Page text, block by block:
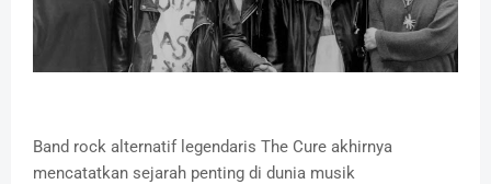
Band rock alternatif legendaris The Cure akhirnya
mencatatkan sejarah penting di dunia musik